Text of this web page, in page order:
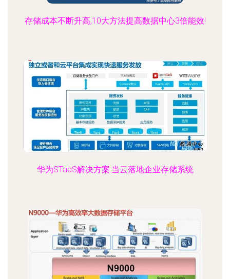
存储成本不断升高,10大方法提高数据中心3倍能效!
华为STaaS解决方案:当云落地企业存储系统